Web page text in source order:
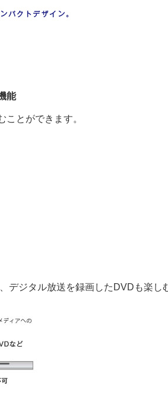
能
とができます。
デジタル放送を録画したDVDも楽し